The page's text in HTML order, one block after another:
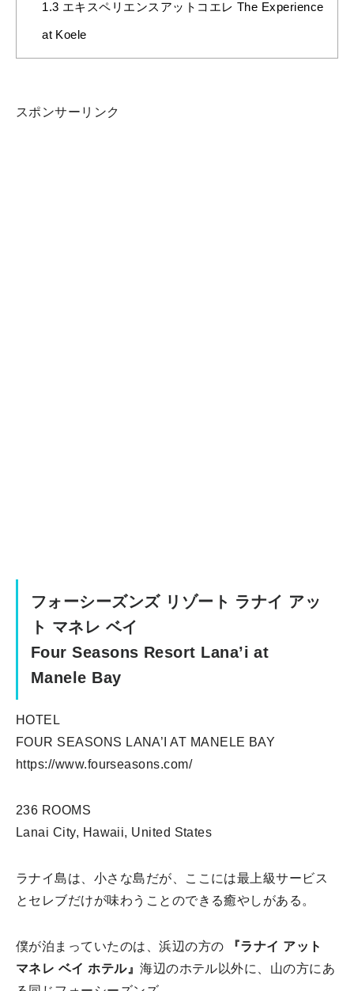
1.3 エキスペリエンスアットコエレ The Experience
at Koele
スポンサーリンク
フォーシーズンズ リゾート ラナイ アッ
ト マネレ ベイ
Four Seasons Resort Lana’i at
Manele Bay
HOTEL
FOUR SEASONS LANA’I AT MANELE BAY
https://www.fourseasons.com/
236 ROOMS
Lanai City, Hawaii, United States
ラナイ島は、小さな島だが、ここには最上級サービス
とセレブだけが味わうことのできる癒やしがある。
僕が泊まっていたのは、浜辺の方の
『ラナイ アット
マネレ ベイ ホテル』海辺のホテル以外に、山の方にあ